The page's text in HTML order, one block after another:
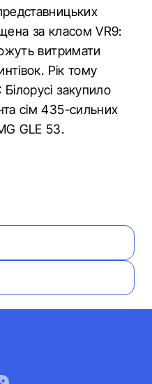
за класом VR9:
витримати
Рік тому
закупило
сім 435-сильних
GLE 53.